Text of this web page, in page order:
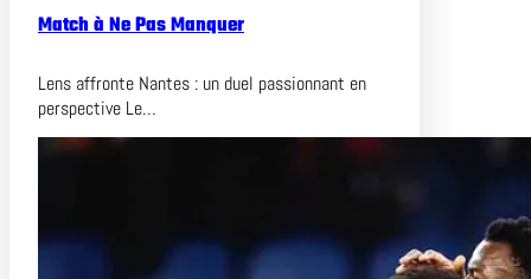
Match à Ne Pas Manquer
Lens affronte Nantes : un duel passionnant en
perspective Le…